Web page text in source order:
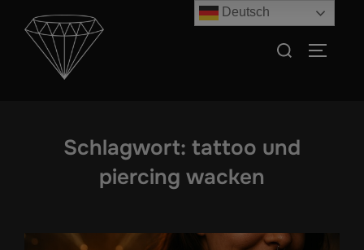
Inhalt
springen
Suchen
Schlagwort: tattoo und
piercing wacken
Deutsch